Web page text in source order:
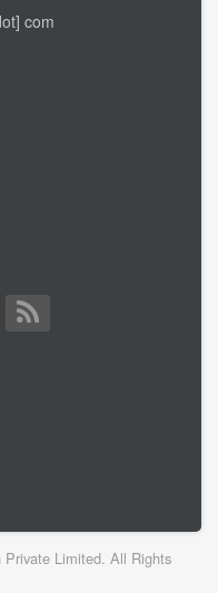
com
Limited. All Rights